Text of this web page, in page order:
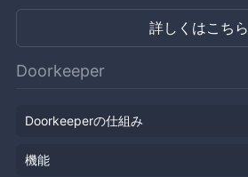
詳しくはこちら
Doorkeeper
Doorkeeperの仕組み
機能